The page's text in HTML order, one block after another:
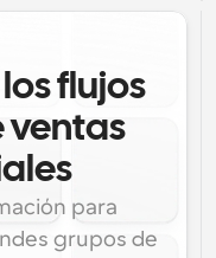
flujos
ventas
para
grupos de